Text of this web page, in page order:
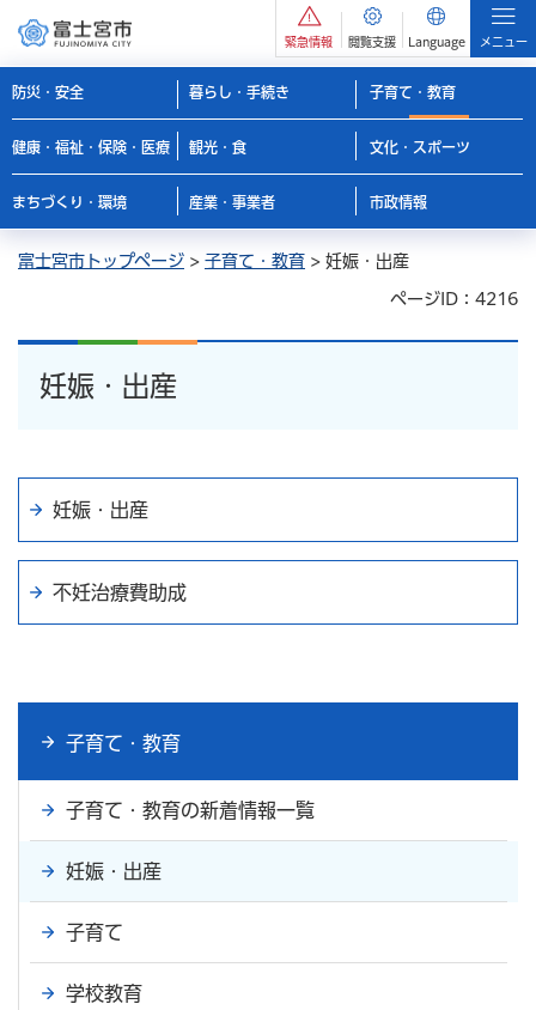
緊急情報 閲覧支援 Language メニュー
防災・安全 暮らし・手続き 子育て・教育
健康・福祉・保険・医療 観光・食 文化・スポーツ
まちづくり・環境 産業・事業者 市政情報
富士宮市トップページ > 子育て・教育 > 妊娠・出産
ページID：4216
妊娠・出産
妊娠・出産
不妊治療費助成
子育て・教育
子育て・教育の新着情報一覧
妊娠・出産
子育て
学校教育